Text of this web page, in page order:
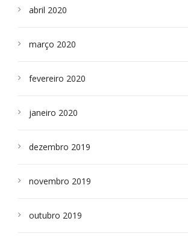
abril 2020
março 2020
fevereiro 2020
janeiro 2020
dezembro 2019
novembro 2019
outubro 2019